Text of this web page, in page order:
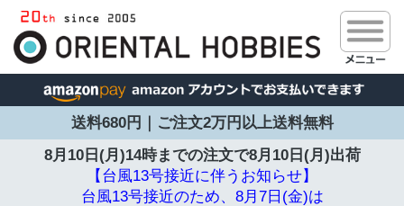
送料680円｜ご注文2万円以上送料無料
8月10日(月)14時までの注文で8月10日(月)出荷
【台風13号接近に伴うお知らせ】
台風13号接近のため、8月7日(金)は